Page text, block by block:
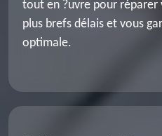
tout en ?uvre pour
plus brefs délais et vous
optimale.